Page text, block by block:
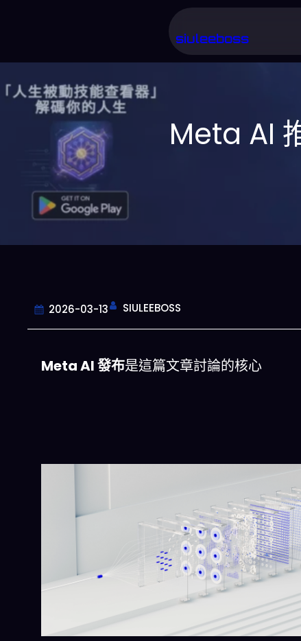
主
要
siuleeboss
Meta AI
2026-03-13 SIULEEBOSS
Meta AI 發布是這篇文章討論的核心